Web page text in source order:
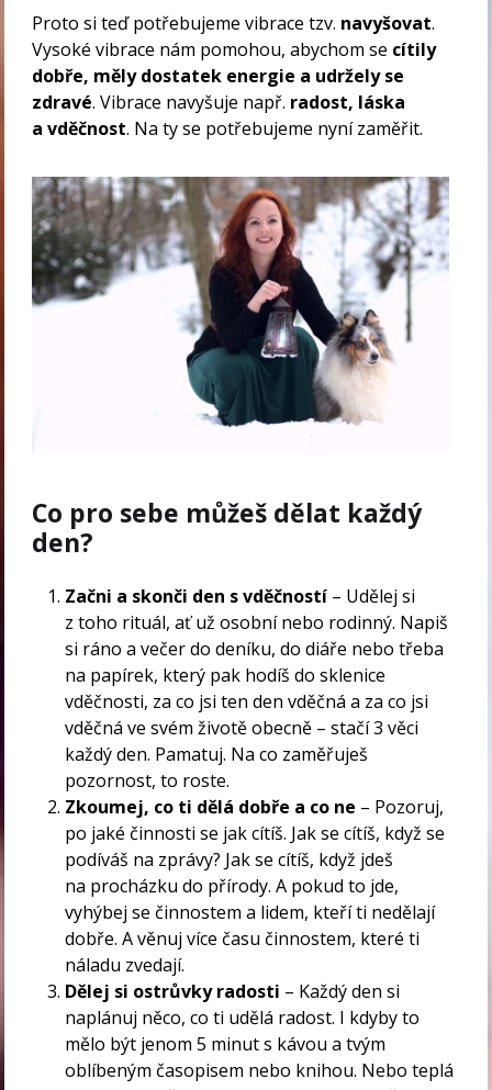
Proto si teď potřebujeme vibrace tzv. navyšovat.
Vysoké vibrace nám pomohou, abychom se cítily
dobře, měly dostatek energie a udržely se
zdravé. Vibrace navyšuje např. radost, láska
a vděčnost. Na ty se potřebujeme nyní zaměřit.
Co pro sebe můžeš dělat každý
den?
Začni a skonči den s vděčností – Udělej si
z toho rituál, ať už osobní nebo rodinný. Napiš
si ráno a večer do deníku, do diáře nebo třeba
na papírek, který pak hodíš do sklenice
vděčnosti, za co jsi ten den vděčná a za co jsi
vděčná ve svém životě obecně – stačí 3 věci
každý den. Pamatuj. Na co zaměřuješ
pozornost, to roste.
Zkoumej, co ti dělá dobře a co ne – Pozoruj,
po jaké činnosti se jak cítíš. Jak se cítíš, když se
podíváš na zprávy? Jak se cítíš, když jdeš
na procházku do přírody. A pokud to jde,
vyhýbej se činnostem a lidem, kteří ti nedělají
dobře. A věnuj více času činnostem, které ti
náladu zvedají.
Dělej si ostrůvky radosti – Každý den si
naplánuj něco, co ti udělá radost. I kdyby to
mělo být jenom 5 minut s kávou a tvým
oblíbeným časopisem nebo knihou. Nebo teplá